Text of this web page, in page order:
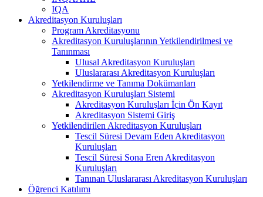
IQA
Akreditasyon Kuruluşları
Program Akreditasyonu
Akreditasyon Kuruluşlarının Yetkilendirilmesi ve
Tanınması
Ulusal Akreditasyon Kuruluşları
Uluslararası Akreditasyon Kuruluşları
Yetkilendirme ve Tanıma Dokümanları
Akreditasyon Kuruluşları Sistemi
Akreditasyon Kuruluşları İçin Ön Kayıt
Akreditasyon Sistemi Giriş
Yetkilendirilen Akreditasyon Kuruluşları
Tescil Süresi Devam Eden Akreditasyon
Kuruluşları
Tescil Süresi Sona Eren Akreditasyon
Kuruluşları
Tanınan Uluslararası Akreditasyon Kuruluşları
Öğrenci Katılımı